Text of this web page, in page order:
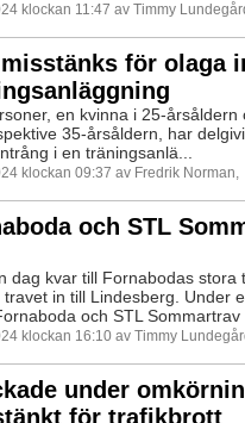
klockan 11:47 av Timmy
för olaga
en kvinna i 25-årsåldern
35-årsåldern, har
i en träningsanlä...
klockan 09:37 av Fredrik Norman,
och STL
dag kvar till Fornabodas stora
travet in till Lindesberg. Under
och STL Sommartrav
klockan 16:10 av Timmy
under
för trafikbrott